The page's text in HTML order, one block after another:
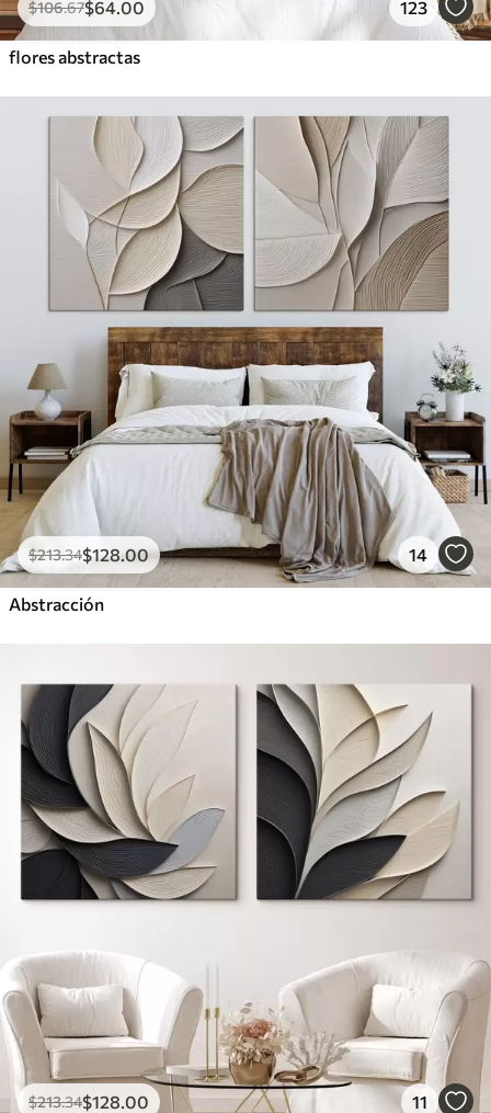
$106.67$64.00 123
flores abstractas
$213.34$128.00 14
Abstracción
$213.34$128.00 11